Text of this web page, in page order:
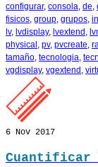
configurar, consola de
fisicos group grupos
lv, lvdisplay, lvextend
physical pv, pvcreate
tamaño tecnologia
vgdisplay, vgextend
6 Nov 2017
Cuantificar